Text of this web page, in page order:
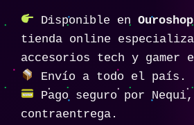
Disponible en
tienda online
accesorios tech y gamer
Envío a todo el país.
Pago seguro por
contraentrega.